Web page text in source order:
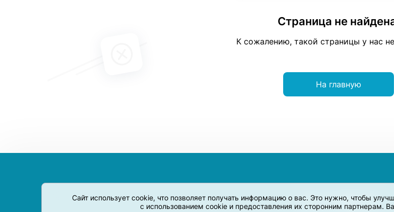
Сайт использует cookie, что позволяет получать информацию о вас. Это нужно, чтобы
с использованием cookie и предоставления их сторонним партнерам.
Страница не
К сожалению, такой страницы у нас
На главную